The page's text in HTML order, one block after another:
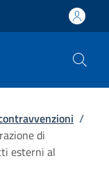
/
di
esterni al